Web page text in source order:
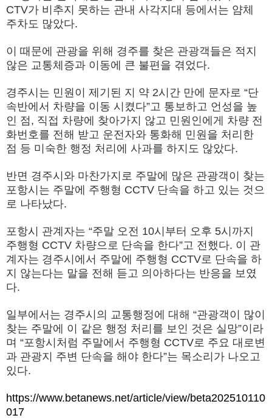
CTV가 비추지 못하는 관내 사각지대 등에서는 얌체
주차도 많았다.
이 때문에 관광을 위해 경주를 찾은 관광객들은 적지
않은 교통체증과 이동에 큰 불편을 겪었다.
경주시는 민원이 제기된 지 약 2시간 만에 문자로 “단
속반에서 차량을 이동 시켰다”고 통보하고 언성을 높
인 점, 직접 차량에 찾아가지 않고 민원인에게 차량 전
화번호를 전해 받고 운전자와 통화해 민원을 처리한
점 등 미숙한 행정 처리에 사과를 하지도 않았다.
반면 경주시와 마찬가지로 주말에 많은 관광객이 찾는
포항시는 주말에 주행형 CCTV 단속을 하고 있는 것으
로 나타났다.
포항시 관계자는 “주말 오전 10시부터 오후 5시까지
주행형 CCTV 차량으로 단속을 한다”고 전했다. 이 관
계자는 경주시에서 주말에 주행형 CCTV로 단속을 하
지 않는다는 말을 전해 듣고 의아하다는 반응을 보였
다.
일부에서는 경주시의 교통행정에 대해 “관광객이 많이
찾는 주말에 이 같은 행정 처리를 보인 것은 실망”이라
며 “포항시처럼 주말에서 주행형 CCTV로 주요 대로변
과 관광지 주변 단속을 해야 한다”는 목소리가 나오고
있다.
https://www.betanews.net/article/view/beta202510110
017